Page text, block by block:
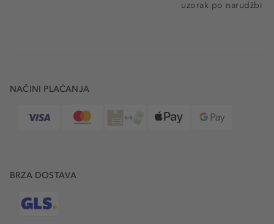
uzorak po narudžbi
NAČINI PLAĆANJA
BRZA DOSTAVA